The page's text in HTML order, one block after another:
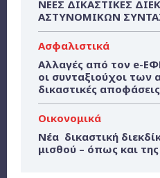
ΝΕΕΣ ΔΙΚΑΣΤΙΚΕΣ
ΑΣΤΥΝΟΜΙΚΩΝ
Ασφαλιστικά
Αλλαγές από τον e-
οι συνταξιούχοι των
δικαστικές αποφάσεις
Οικονομικά
Νέα δικαστική
μισθού – όπως και